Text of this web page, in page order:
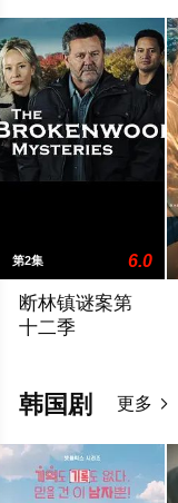
第2集 6.0
断林镇谜案第
十二季
韩国剧 更多 